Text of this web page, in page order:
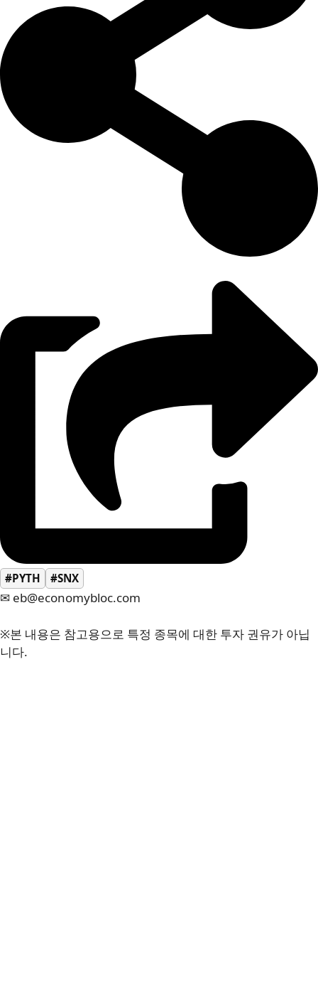
#PYTH #SNX
✉ eb@economybloc.com
※본 내용은 참고용으로 특정 종목에 대한 투자 권유가 아닙
니다.